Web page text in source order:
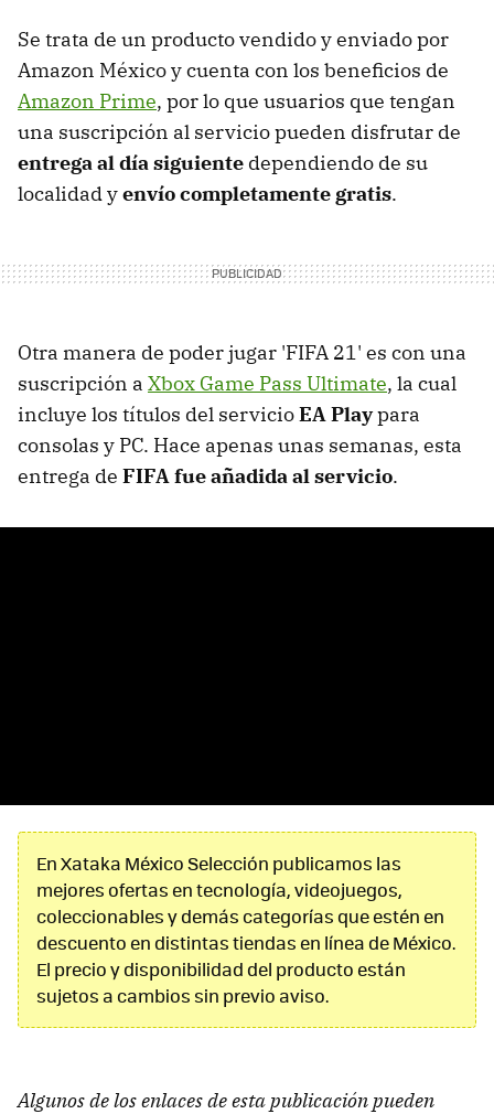
Se trata de un producto vendido y enviado por
Amazon México y cuenta con los beneficios de
Amazon Prime, por lo que usuarios que tengan
una suscripción al servicio pueden disfrutar de
entrega al día siguiente dependiendo de su
localidad yenvío completamente gratis.
Otra manera de poder jugar 'FIFA 21' es con una
suscripción a Xbox Game Pass Ultimate, la cual
incluye los títulos del servicioEA Playpara
consolas y PC. Hace apenas unas semanas, esta
entrega de FIFA fue añadida al servicio.
En Xataka México Selección publicamos las
mejores ofertas en tecnología, videojuegos,
coleccionables y demás categorías que estén en
descuento en distintas tiendas en línea de México.
El precio y disponibilidad del producto están
sujetos a cambios sin previo aviso.
Algunos de los enlaces de esta publicación pueden